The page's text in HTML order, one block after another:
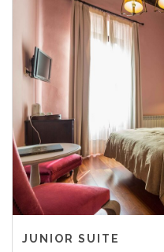
JUNIOR SUITE